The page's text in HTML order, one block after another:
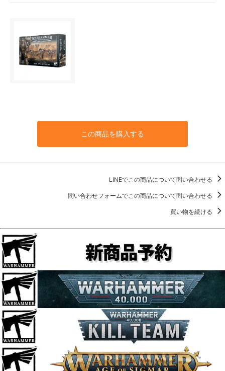
この商品を購入する
LINEでこの商品について問い合わせる
問い合わせフォームでこの商品について問い合わせる
買い物を続ける